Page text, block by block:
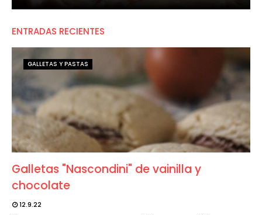
ENTRADAS RECIENTES
GALLETAS Y PASTAS
Galletas "Nascondini" de vainilla y
chocolate
12.9.22